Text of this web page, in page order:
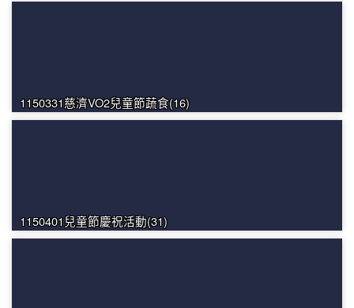
1150331慈濟VO2兒童節蔬食(16)
1150401兒童節慶祝活動(31)